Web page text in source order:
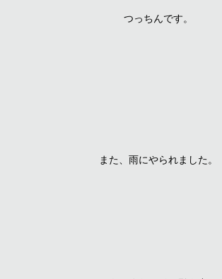
つっちんです。
また、雨にやられました。